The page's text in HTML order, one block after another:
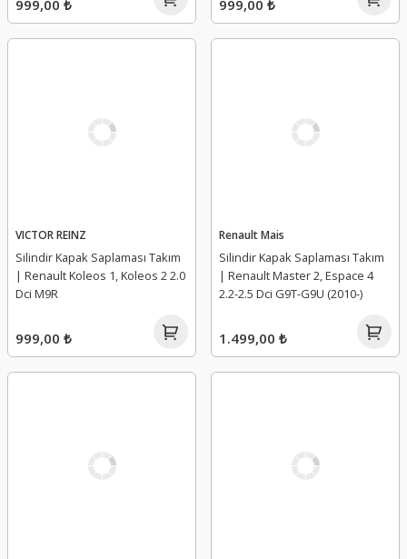
999,00 ₺ 999,00 ₺
VICTOR REINZ
Silindir Kapak Saplaması Takım
| Renault Koleos 1, Koleos 2 2.0
Dci M9R
999,00 ₺
Renault Mais
Silindir Kapak Saplaması Takım
| Renault Master 2, Espace 4
2.2-2.5 Dci G9T-G9U (2010-)
1.499,00 ₺